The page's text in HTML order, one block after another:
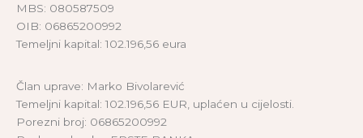
MBS: 080587509
OIB: 06865200992
Temeljni kapital: 102.196,56 eura
Član uprave: Marko Bivolarević
Temeljni kapital: 102.196,56 EUR, uplaćen u cijelosti.
Porezni broj: 06865200992